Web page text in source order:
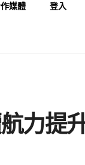
媒體 登入
力提